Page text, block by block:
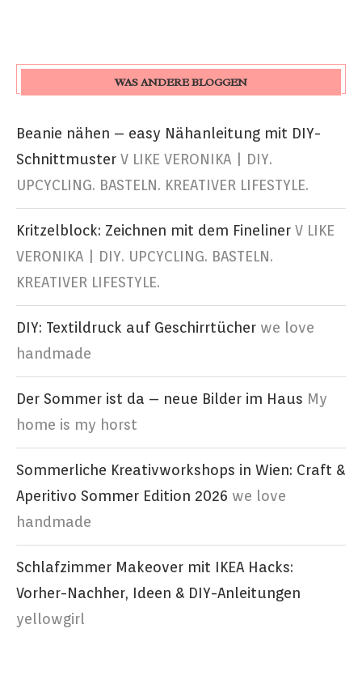
WAS ANDERE BLOGGEN
Beanie nähen – easy Nähanleitung mit DIY-
Schnittmuster V LIKE VERONIKA | DIY.
UPCYCLING. BASTELN. KREATIVER LIFESTYLE.
Kritzelblock: Zeichnen mit dem Fineliner V LIKE
VERONIKA | DIY. UPCYCLING. BASTELN.
KREATIVER LIFESTYLE.
DIY: Textildruck auf Geschirrtücher we love
handmade
Der Sommer ist da – neue Bilder im Haus My
home is my horst
Sommerliche Kreativworkshops in Wien: Craft &
Aperitivo Sommer Edition 2026 we love
handmade
Schlafzimmer Makeover mit IKEA Hacks:
Vorher-Nachher, Ideen & DIY-Anleitungen
yellowgirl